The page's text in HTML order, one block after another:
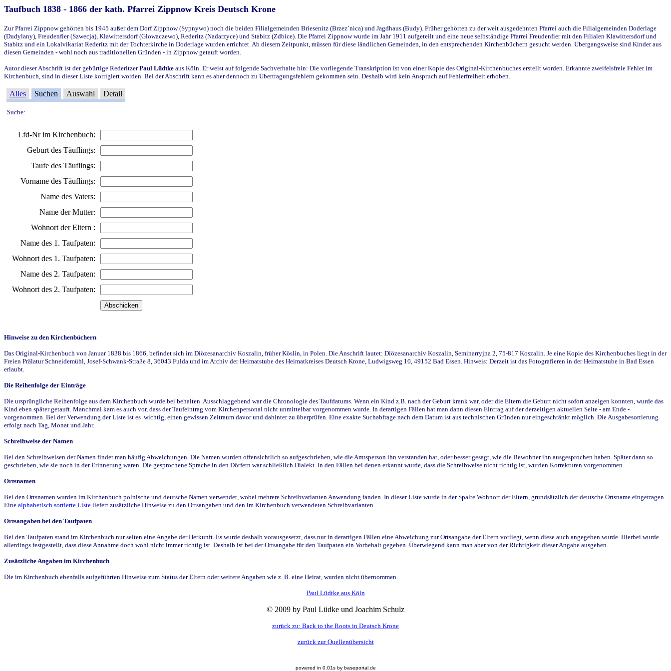
Taufbuch 1838 - 1866 der kath. Pfarrei Zippnow Kreis Deutsch Krone
Zur Pfarrei Zippnow gehörten bis 1945 außer dem Dorf Zippnow (Sypnywo) noch die beiden Filialgemeinden Briesenitz (Brzez`nica) und Jagdhaus (Budy). Früher gehörten zu der weit ausgedehnten Pfarrei auch die Filialgemeinden Doderlage
(Dudylany), Freudenfier (Szwecja), Klawittersdorf (Glowaczewo), Rederitz (Nadarzyce) und Stabitz (Zdbice). Die Pfarrei Zippnow wurde im Jahr 1911 aufgeteilt und eine neue selbständige Pfarrei Freudenfier mit den Filialen Klawittersdorf und
Stabitz und ein Lokalvikariat Rederitz mit der Tochterkirche in Doderlage wurden errichtet. Ab diesem Zeitpunkt, müssen für diese ländlichen Gemeinden, in den entsprechenden Kirchenbüchern gesucht werden. Übergangsweise sind Kinder aus
diesen Gemeinden - wohl noch aus traditionellen Gründen - in Zippnow getauft worden.
Autor dieser Abschrift ist der gebürtige RederitzerPaul Lüdtke aus Köln. Er weist auf folgende Sachverhalte hin: Die vorliegende Transkription ist von einer Kopie des Original-Kirchenbuches erstellt worden. Erkannte zweifelsfreie Fehler im
Kirchenbuch, sind in dieser Liste korrigiert worden. Bei der Abschrift kann es aber dennoch zu Übertragungsfehlern gekommen sein. Deshalb wird kein Anspruch auf Fehlerfreiheit erhoben.
Alles Suchen Auswahl Detail
Suche:
Lfd-Nr im Kirchenbuch:
Geburt des Täuflings:
Taufe des Täuflings:
Vorname des Täuflings:
Name des Vaters:
Name der Mutter:
Wohnort der Eltern :
Name des 1. Taufpaten:
Wohnort des 1. Taufpaten:
Name des 2. Taufpaten:
Wohnort des 2. Taufpaten:
Hinweise zu den Kirchenbüchern
Das Original-Kirchenbuch von Januar 1838 bis 1866, befindet sich im Diözesanarchiv Koszalin, früher Köslin, in Polen. Die Anschrift lautet: Diözesanarchiv Koszalin, Seminarryjna 2, 75-817 Koszalin. Je eine Kopie des Kirchenbuches liegt in der
Freien Prälatur Schneidemühl, Josef-Schwank-Straße 8, 36043 Fulda und im Archiv der Heimatstube des Heimatkreises Deutsch Krone, Ludwigsweg 10, 49152 Bad Essen. Hinweis: Derzeit ist das Fotografieren in der Heimatstube in Bad Essen
erlaubt.
Die Reihenfolge der Einträge
Die ursprüngliche Reihenfolge aus dem Kirchenbuch wurde bei behalten. Ausschlaggebend war die Chronologie des Taufdatums. Wenn ein Kind z.B. nach der Geburt krank war, oder die Eltern die Geburt nicht sofort anzeigen konnten, wurde das
Kind eben später getauft. Manchmal kam es auch vor, dass der Taufeintrag vom Kirchenpersonal nicht unmittelbar vorgenommen wurde. In derartigen Fällen hat man dann diesen Eintrag auf der derzeitigen aktuellen Seite - am Ende -
vorgenommen. Bei der Verwendung der Liste ist es wichtig, einen gewissen Zeitraum davor und dahinter zu überprüfen. Eine exakte Suchabfrage nach dem Datum ist aus technischen Gründen nur eingeschränkt möglich. Die Ausgabesortierung
erfolgt nach Tag, Monat und Jahr.
Schreibweise der Namen
Bei den Schreibweisen der Namen findet man häufig Abweichungen. Die Namen wurden offensichtlich so aufgeschrieben, wie die Amtsperson ihn verstanden hat, oder besser gesagt, wie die Bewohner ihn ausgesprochen haben. Später dann so
geschrieben, wie sie noch in der Erinnerung waren. Die gesprochene Sprache in den Dörfern war schließlich Dialekt. In den Fällen bei denen erkannt wurde, dass die Schreibweise nicht richtig ist, wurden Korrekturen vorgenommen.
Ortsnamen
Bei den Ortsnamen wurden im Kirchenbuch polnische und deutsche Namen verwendet, wobei mehrere Schreibvarianten Anwendung fanden. In dieser Liste wurde in der Spalte Wohnort der Eltern, grundsätzlich der deutsche Ortsname eingetragen.
Eine alphabetisch sortierte Liste liefert zusätzliche Hinweise zu den Ortsangaben und den im Kirchenbuch verwendeten Schreibvarianten.
Ortsangaben bei den Taufpaten
Bei den Taufpaten stand im Kirchenbuch nur selten eine Angabe der Herkunft. Es wurde deshalb vorausgesetzt, dass nur in derartigen Fällen eine Abweichung zur Ortsangabe der Eltern vorliegt, wenn diese auch angegeben wurde. Hierbei wurde
allerdings festgestellt, dass diese Annahme doch wohl nicht immer richtig ist. Deshalb ist bei der Ortsangabe für den Taufpaten ein Vorbehalt gegeben. Überwiegend kann man aber von der Richtigkeit dieser Angabe ausgehen.
Zusätzliche Angaben im Kirchenbuch
Die im Kirchenbuch ebenfalls aufgeführten Hinweise zum Status der Eltern oder weitere Angaben wie z. B. eine Heirat, wurden nicht übernommen.
Paul Lüdtke aus Köln
© 2009 by Paul Lüdke und Joachim Schulz
zurück zu: Back to the Roots in Deutsch Krone
zurück zur Quellenübersicht
powered in 0.01s by baseportal.de